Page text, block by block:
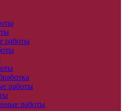
работы
работы
работы